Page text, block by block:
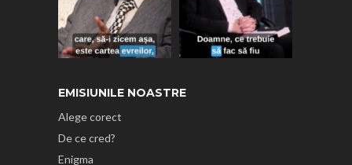
EMISIUNILE NOASTRE
Alege corect
De ce cred?
Enigma